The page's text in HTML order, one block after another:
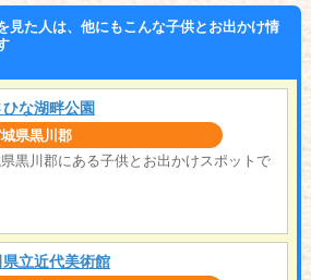
見た人は、他にもこんな子供とお出かけ情
ひな湖畔公園
県黒川郡
黒川郡にある子供とお出かけスポットで
県立近代美術館